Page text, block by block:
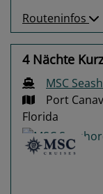
Routeninfos
4 Nächte
MSC
Port
Florida